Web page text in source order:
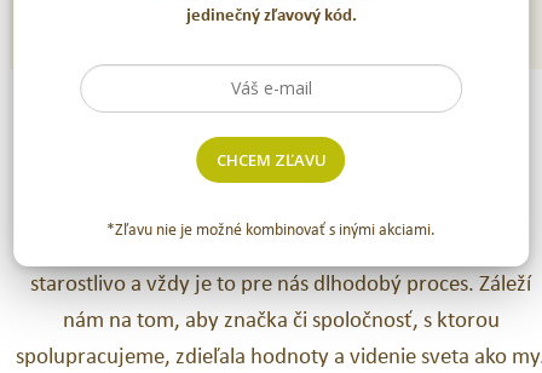
NAŠI PARTNERI
obchodných partnerov
si vyberáme naozaj
starostlivo a vždy je to pre nás dlhodobý proces. Záleží
nám na tom, aby značka či spoločnosť, s ktorou
spolupracujeme, zdieľala hodnoty a videnie sveta ako
jedinečný zľavový kód.
CHCEM ZĽAVU
*Zľavu nie je možné kombinovať s inými akciami.